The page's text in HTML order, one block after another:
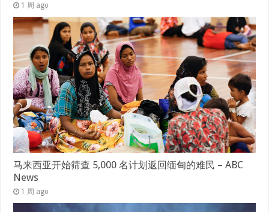
1 周 ago
马来西亚开始筛查 5,000 名计划返回缅甸的难民 – ABC
News
1 周 ago